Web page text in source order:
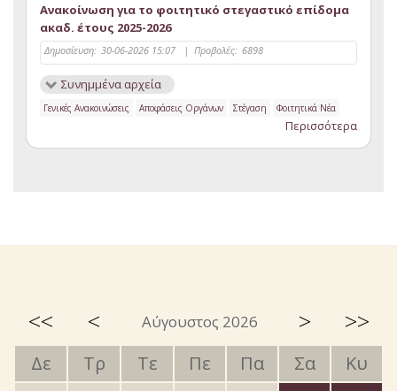
Ανακοίνωση για το φοιτητικό στεγαστικό επίδομα
ακαδ. έτους 2025-2026
Δημοσίευση: 30-06-2026 15:07 | Προβολές: 6898
Συνημμένα αρχεία
Γενικές Ανακοινώσεις Αποφάσεις Οργάνων Στέγαση Φοιτητικά Νέα
Περισσότερα
<< < Αύγουστος 2026 > >>
Δε Τρ Τε Πε Πα Σα
Κυ